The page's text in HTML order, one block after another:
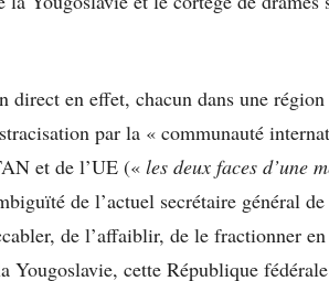
direct en effet, chacun dans une
par la « communauté
et de l’UE (« les deux faces d’une
de l’actuel secrétaire général
de l’affaiblir, de le fractionner
Yougoslavie, cette République